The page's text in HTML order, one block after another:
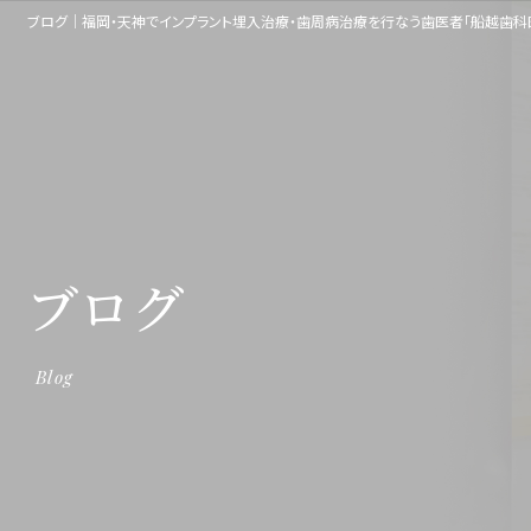
ブログ│福岡・天神でインプラント埋入治療・歯周病治療を行なう歯医者「船越歯科
ブログ
Blog